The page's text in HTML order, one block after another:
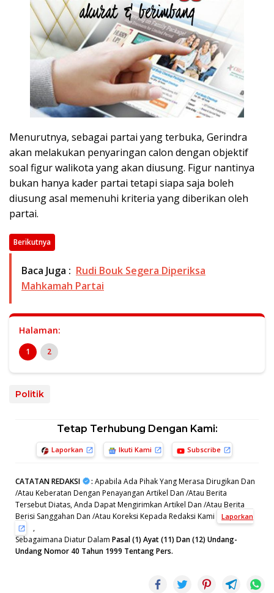
Menurutnya, sebagai partai yang terbuka, Gerindra
akan melakukan penyaringan calon dengan objektif
soal figur walikota yang akan diusung. Figur nantinya
bukan hanya kader partai tetapi siapa saja boleh
diusung asal memenuhi kriteria yang diberikan oleh
partai.
Berikutnya
Baca Juga : Rudi Bouk Segera Diperiksa
Mahkamah Partai
Halaman:
1 2
Politik
Tetap Terhubung Dengan Kami:
Laporkan Ikuti Kami Subscribe
CATATAN REDAKSI : Apabila Ada Pihak Yang Merasa Dirugikan Dan
/Atau Keberatan Dengan Penayangan Artikel Dan /Atau Berita
Tersebut Diatas, Anda Dapat Mengirimkan Artikel Dan /Atau Berita
Berisi Sanggahan Dan /Atau Koreksi Kepada Redaksi Kami
Laporkan
,
Sebagaimana Diatur Dalam Pasal (1) Ayat (11) Dan (12) Undang-
Undang Nomor 40 Tahun 1999 Tentang Pers.